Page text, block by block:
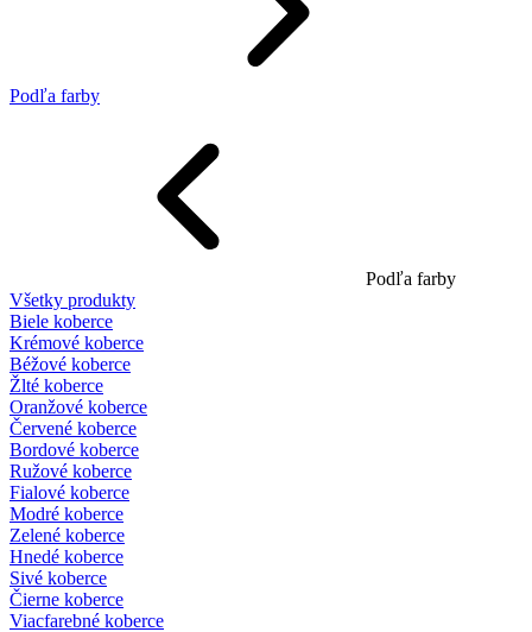
Podľa farby
Podľa farby
Všetky produkty
Biele koberce
Krémové koberce
Béžové koberce
Žlté koberce
Oranžové koberce
Červené koberce
Bordové koberce
Ružové koberce
Fialové koberce
Modré koberce
Zelené koberce
Hnedé koberce
Sivé koberce
Čierne koberce
Viacfarebné koberce